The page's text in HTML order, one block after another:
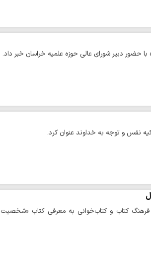
با حضور دبیر شورای عالی حوزه علمیه خراسان خبر داد.
نفس و توجه به خداوند عنوان کرد.
فرهنگ کتاب و کتاب‌خوانی به معرفی کتاب «شخصیت